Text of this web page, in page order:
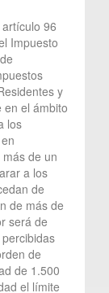
96
Impuesto
y
en el ámbito
los
de un
a los
de
de más de
será de
de
de 1.500
el límite